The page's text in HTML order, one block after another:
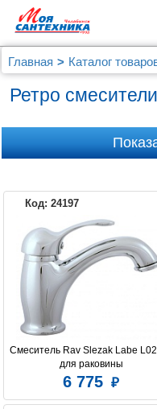
Главная Каталог
Ретро
BOSSINI
LEMARK
Код: 24197
Смеситель Rav Slezak Labe
для раковины
6 775